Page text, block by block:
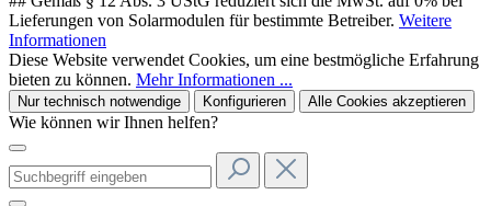
Lieferungen von Solarmodulen für bestimmte Betreiber. Weitere
Informationen
Diese Website verwendet Cookies, um eine bestmögliche Erfahrung
bieten zu können. Mehr Informationen ...
Nur technisch notwendige Konfigurieren Alle Cookies akzeptieren
Wie können wir Ihnen helfen?